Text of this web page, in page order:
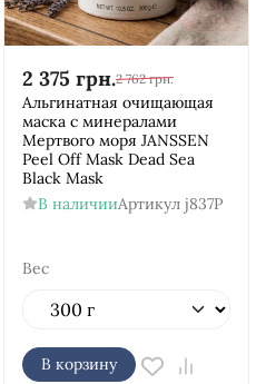
2 375 грн.2 762 грн.
Альгинатная очищающая
маска с минералами
Мертвого моря JANSSEN
Peel Off Mask Dead Sea
Black Mask
В наличииАртикул j837P
Вес
В корзину